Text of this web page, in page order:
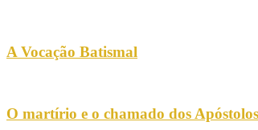
A Vocação Batismal
O martírio e o chamado dos